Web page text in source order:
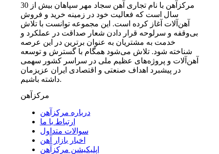
مرکزآهن با نام تجاری آهن سجاد مهر سپاهان بیش از 30
سال است که فعالیت خود در زمینه خرید و فروش
آهن‌آلات آغاز کرده است. این مجموعه توانست با تلاش
بی‌وقفه و سرلوحه قرار دادن شعار صداقت در عملکرد و
خدمت به مشتریان به عنوان برترین در این عرصه
شناخته شود. تلاش می‌شود همگام با گسترش و توسعه
آهن‌آلات و پروژه‌های عظیم ملی در سراسر کشور سهمی
در پیشبرد اهداف صنعتی و اقتصادی ایران عزیزمان
داشته باشیم.
مرکزآهن
درباره مرکزآهن
ارتباط با ما
سوالات متداول
اخبار بازار آهن
اپلیکیشن مرکزآهن